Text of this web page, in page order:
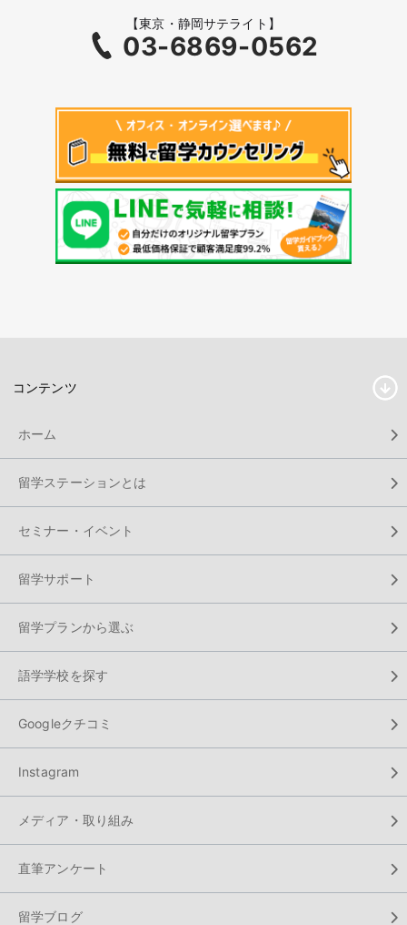
【東京・静岡サテライト】
03-6869-0562
コンテンツ
ホーム
留学ステーションとは
セミナー・イベント
留学サポート
留学プランから選ぶ
語学学校を探す
Googleクチコミ
Instagram
メディア・取り組み
直筆アンケート
留学ブログ